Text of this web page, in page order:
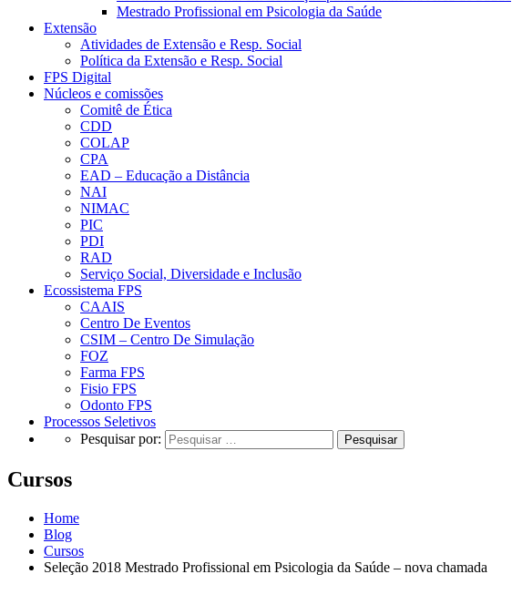
Mestrado Profissional em Psicologia da Saúde
Extensão
Atividades de Extensão e Resp. Social
Política da Extensão e Resp. Social
FPS Digital
Núcleos e comissões
Comitê de Ética
CDD
COLAP
CPA
EAD – Educação a Distância
NAI
NIMAC
PIC
PDI
RAD
Serviço Social, Diversidade e Inclusão
Ecossistema FPS
CAAIS
Centro De Eventos
CSIM – Centro De Simulação
FOZ
Farma FPS
Fisio FPS
Odonto FPS
Processos Seletivos
Pesquisar por:
Cursos
Home
Blog
Cursos
Seleção 2018 Mestrado Profissional em Psicologia da Saúde – nova chamada